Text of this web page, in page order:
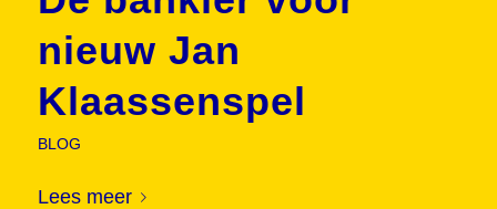
nieuw Jan
Klaassenspel
BLOG
Lees meer